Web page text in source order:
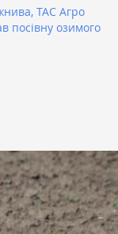
ТАС Агро
посівну озимого